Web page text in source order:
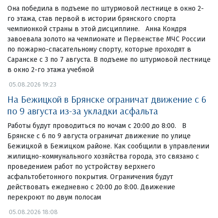
Она победила в подъеме по штурмовой лестнице в окно 2-
го этажа, став первой в истории брянского спорта
чемпионкой страны в этой дисциплине. Анна Кондря
завоевала золото на чемпионате и Первенстве МЧС России
по пожарно-спасательному спорту, которые проходят в
Саранске с 3 по 7 августа. В подъеме по штурмовой лестнице
в окно 2-го этажа учебной
05.08.2026 19:23
На Бежицкой в Брянске ограничат движение с 6
по 9 августа из-за укладки асфальта
Работы будут проводиться по ночам с 20:00 до 8:00. В
Брянске с 6 по 9 августа ограничат движение по улице
Бежицкой в Бежицком районе. Как сообщили в управлении
жилищно-коммунального хозяйства города, это связано с
проведением работ по устройству верхнего
асфальтобетонного покрытия. Ограничения будут
действовать ежедневно с 20:00 до 8:00. Движение
перекроют по двум полосам
05.08.2026 18:08